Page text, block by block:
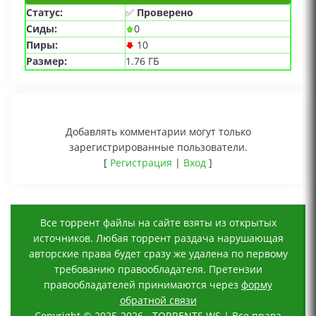
Статус: ✅ Проверено
Сиды:
0
Пиры:
10
Размер:
1.76 ГБ
Добавлять комментарии могут только
зарегистрированные пользователи.
[ Регистрация | Вход ]
Все торрент файлы на сайте взяты из открытых
источников. Любая торрент раздача нарушающая
авторские права будет сразу же удалена по первому
требованию правообладателя. Претензии
правообладателей принимаются через форму
обратной связи